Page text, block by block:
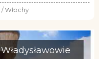
Włochy